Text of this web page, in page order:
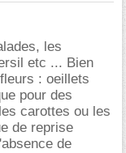
les
etc ... Bien
: oeillets
pour des
carottes ou les
de reprise
de